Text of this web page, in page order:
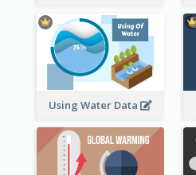
Using Water Data